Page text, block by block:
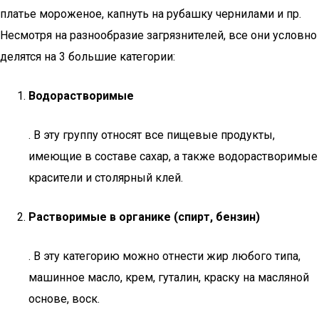
платье мороженое, капнуть на рубашку чернилами и пр.
Несмотря на разнообразие загрязнителей, все они условно
делятся на 3 большие категории:
Водорастворимые
. В эту группу относят все пищевые продукты,
имеющие в составе сахар, а также водорастворимые
красители и столярный клей.
Растворимые в органике (спирт, бензин)
. В эту категорию можно отнести жир любого типа,
машинное масло, крем, гуталин, краску на масляной
основе, воск.